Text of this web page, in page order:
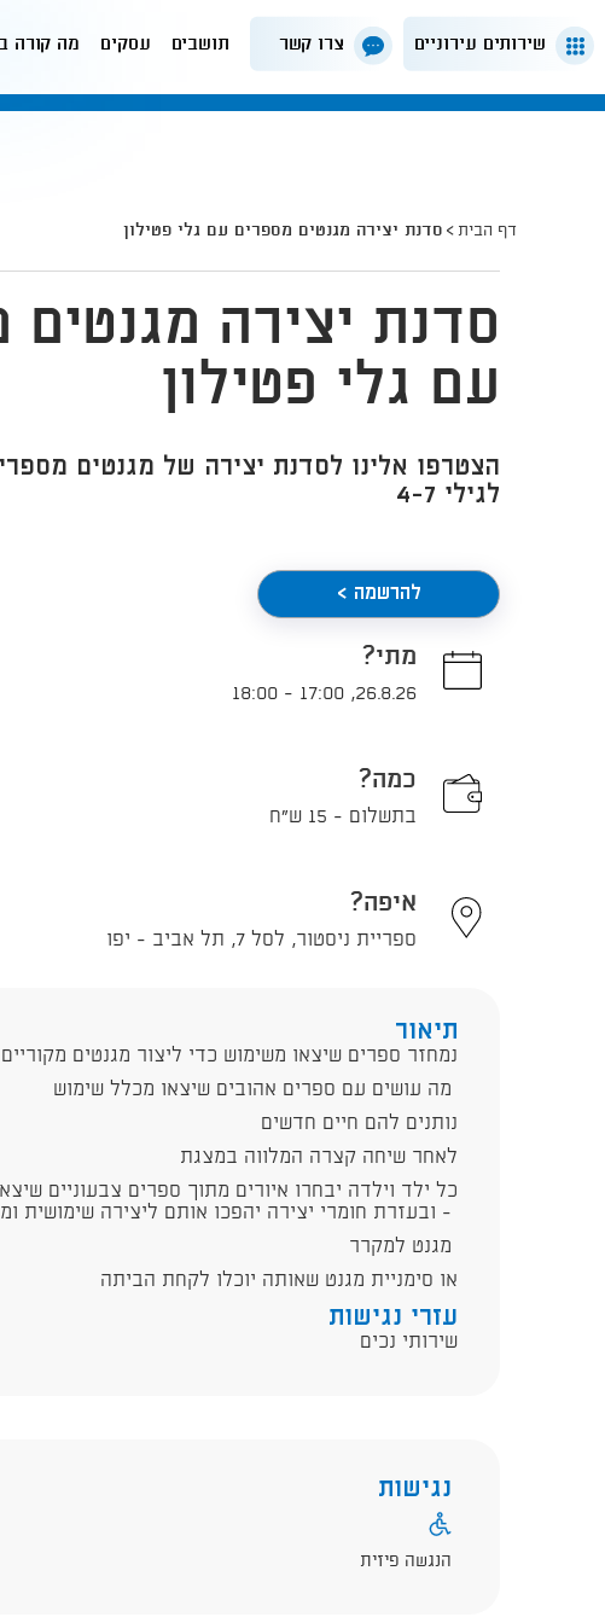
שירותים עירוניים צרו קשר תושבים עסקים מה קורה
דף הבית סדנת יצירה מגנטים מספרים עם גלי פטילון
סדנת יצירה מגנטים
עם גלי פטילון
הצטרפו אלינו לסדנת יצירה של מגנטים
לגילי 4-7
להרשמה >
מתי?
26.8.26
,
17:00
-
18:00
כמה?
בתשלום - 15 ש"ח
איפה?
ספריית ניסטור, לסל 7, תל אביב - יפו
תיאור
נמחזר ספרים שיצאו משימוש כדי ליצור מגנטים
נותנים להם חיים חדשים
לאחר שיחה קצרה המלווה במצגת
כל ילד וילדה יבחרו איורים מתוך ספרים צבעוניים
ובעזרת חומרי יצירה יהפכו אותם ליצירה שימושית ומקורית -
או סימניית מגנט שאותה יוכלו לקחת הביתה
עזרי נגישות
שירותי נכים
נגישות
הנגשה פיזית